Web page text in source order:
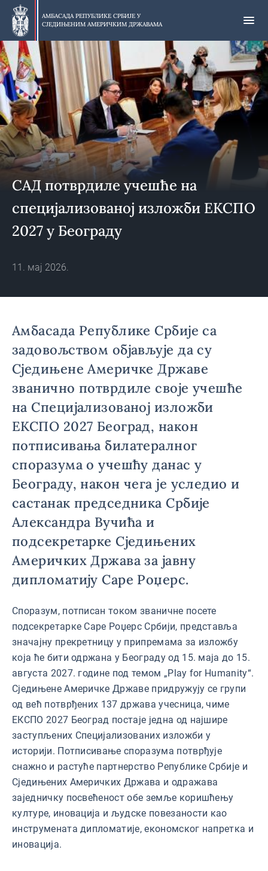
Прескочи
главни
део
АМБАСАДА РЕПУБЛИКЕ СРБИЈЕ У
СЈЕДИЊЕНИМ АМЕРИЧКИМ ДРЖАВАМА
САД потврдиле учешће на
специјализованој изложби ЕКСПО
2027 у Београду
11. мај 2026.
Амбасада Републике Србије са
задовољством објављује да су
Сједињене Америчке Државе
званично потврдиле своје учешће
на Специјализованој изложби
ЕКСПО 2027 Београд, након
потписивања билатералног
споразума о учешћу данас у
Београду, након чега је уследио и
састанак председника Србије
Александра Вучића и
подсекретарке Сједињених
Америчких Држава за јавну
дипломатију Саре Роџерс.
Споразум, потписан током званичне посете
подсекретарке Саре Роџерс Србији, представља
значајну прекретницу у припремама за изложбу
која ће бити одржана у Београду од 15. маја до 15.
августа 2027. године под темом „Play for Humanity“.
Сједињене Америчке Државе придружују се групи
од већ потврђених 137 држава учесница, чиме
ЕКСПО 2027 Београд постаје једна од најшире
заступљених Специјализованих изложби у
историји. Потписивање споразума потврђује
снажно и растуће партнерство Републике Србије и
Сједињених Америчких Држава и одражава
заједничку посвећеност обе земље коришћењу
културе, иновација и људске повезаности као
инструмената дипломатије, економског напретка и
иновација.